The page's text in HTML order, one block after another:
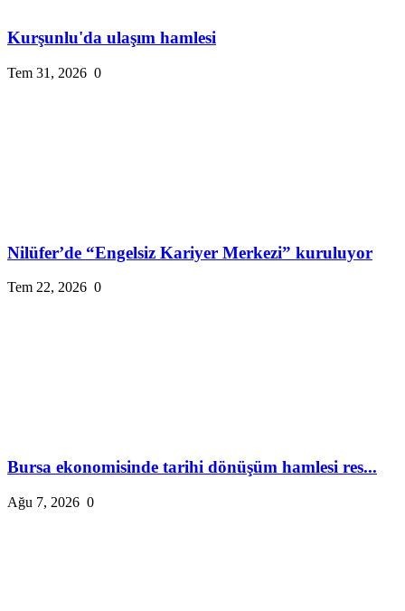
Kurşunlu'da ulaşım hamlesi
Tem 31, 2026 0
Nilüfer’de “Engelsiz Kariyer Merkezi” kuruluyor
Tem 22, 2026 0
Bursa ekonomisinde tarihi dönüşüm hamlesi res...
Ağu 7, 2026 0